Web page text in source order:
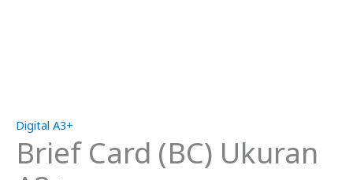
Digital A3+
Brief Card (BC) Ukuran